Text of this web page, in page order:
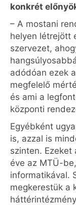
konkrét
– A mostani
helyen létrejött
szervezet,
adódóan ezek
megfelelő
és ami a
központi
Egyébként
is, azzal is
szinten.
éve az MTÜ-
informatikával.
megkerestük a